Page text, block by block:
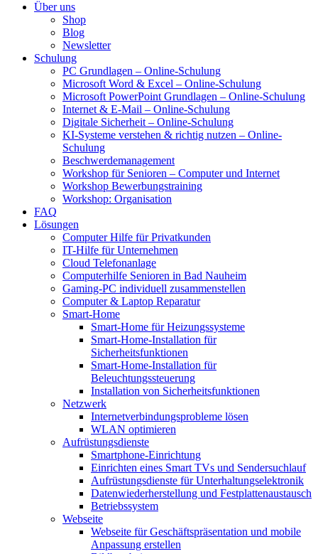
Über uns
Shop
Blog
Newsletter
Schulung
PC Grundlagen – Online-Schulung
Microsoft Word & Excel – Online-Schulung
Microsoft PowerPoint Grundlagen – Online-Schulung
Internet & E-Mail – Online-Schulung
Digitale Sicherheit – Online-Schulung
KI-Systeme verstehen & richtig nutzen – Online-
Schulung
Beschwerdemanagement
Workshop für Senioren – Computer und Internet
Workshop Bewerbungstraining
Workshop: Organisation
FAQ
Lösungen
Computer Hilfe für Privatkunden
IT-Hilfe für Unternehmen
Cloud Telefonanlage
Computerhilfe Senioren in Bad Nauheim
Gaming-PC individuell zusammenstellen
Computer & Laptop Reparatur
Smart-Home
Smart-Home für Heizungssysteme
Smart-Home-Installation für
Sicherheitsfunktionen
Smart-Home-Installation für
Beleuchtungssteuerung
Installation von Sicherheitsfunktionen
Netzwerk
Internetverbindungsprobleme lösen
WLAN optimieren
Aufrüstungsdienste
Smartphone-Einrichtung
Einrichten eines Smart TVs und Sendersuchlauf
Aufrüstungsdienste für Unterhaltungselektronik
Datenwiederherstellung und Festplattenaustausch
Betriebssystem
Webseite
Webseite für Geschäftspräsentation und mobile
Anpassung erstellen